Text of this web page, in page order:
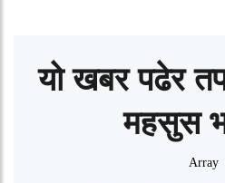
यो खबर पढेर
महसुस
Array